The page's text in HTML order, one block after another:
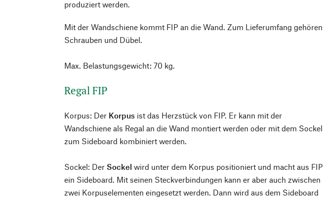
produziert werden.
Mit der Wandschiene kommt FIP an die Wand. Zum Lieferumfang gehören
Schrauben und Dübel.
Max. Belastungsgewicht: 70 kg.
Regal FIP
Korpus: Der Korpus ist das Herzstück von FIP. Er kann mit der
Wandschiene als Regal an die Wand montiert werden oder mit dem Sockel
zum Sideboard kombiniert werden.
Sockel: DerSockelwird unter dem Korpus positioniert und macht aus FIP
ein Sideboard. Mit seinen Steckverbindungen kann er aber auch zwischen
zwei Korpuselementen eingesetzt werden. Dann wird aus dem Sideboard